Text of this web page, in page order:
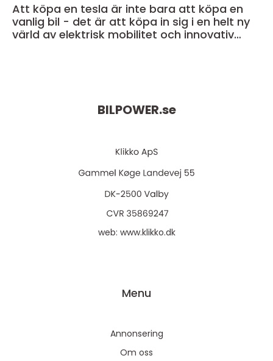
Att köpa en tesla är inte bara att köpa en
vanlig bil - det är att köpa in sig i en helt ny
värld av elektrisk mobilitet och innovativ
BILPOWER.se
web: www.klikko.dk
Menu
Annonsering
Om oss